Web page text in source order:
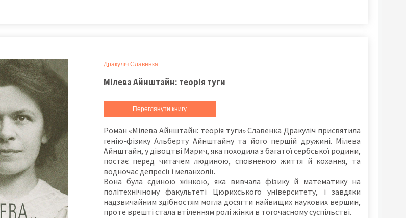
Дракуліч Славенка
Мілева Айнштайн: теорія туги
Переглянути книгу
Роман «Мілева Айнштайн: теорія туги» Славенка Дракуліч присвятила
генію-фізику Альберту Айнштайну та його першій дружині. Мілева
Айнштайн, у дівоцтві Марич, яка походила з багатої сербської родини,
постає перед читачем людиною, сповненою життя й кохання, та
водночас депресії і меланхолії.
Вона була єдиною жінкою, яка вивчала фізику й математику на
політехнічному факультеті Цюрихського університету, і завдяки
надзвичайним здібностям могла досягти найвищих наукових вершин,
проте врешті стала втіленням ролі жінки в тогочасному суспільстві.